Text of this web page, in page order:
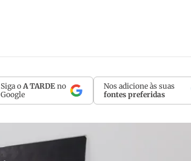
Siga o A TARDE no
Google
Nos adicione às suas
fontes preferidas